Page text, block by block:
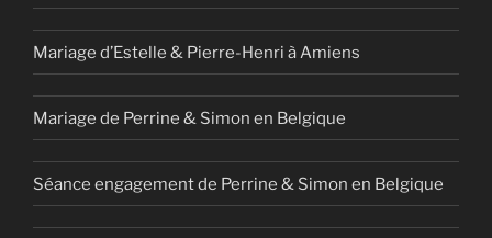
Mariage d’Estelle & Pierre-Henri à Amiens
Mariage de Perrine & Simon en Belgique
Séance engagement de Perrine & Simon en Belgique